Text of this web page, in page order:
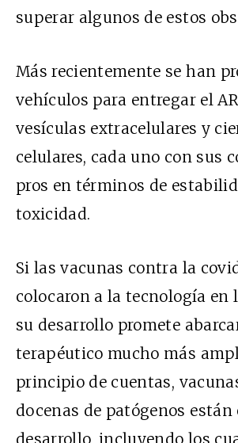
superar algunos de estos
Más recientemente se han
vehículos para entregar el
vesículas extracelulares y
celulares, cada uno con sus
pros en términos de
toxicidad.
Si las vacunas contra la
colocaron a la tecnología en
su desarrollo promete
terapéutico mucho más
principio de cuentas,
docenas de patógenos están